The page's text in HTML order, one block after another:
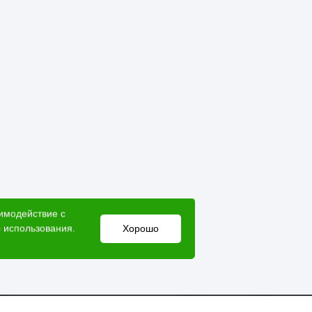
с
Хорошо